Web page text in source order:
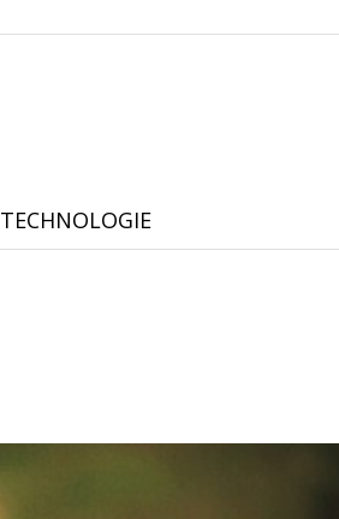
TECHNOLOGIE